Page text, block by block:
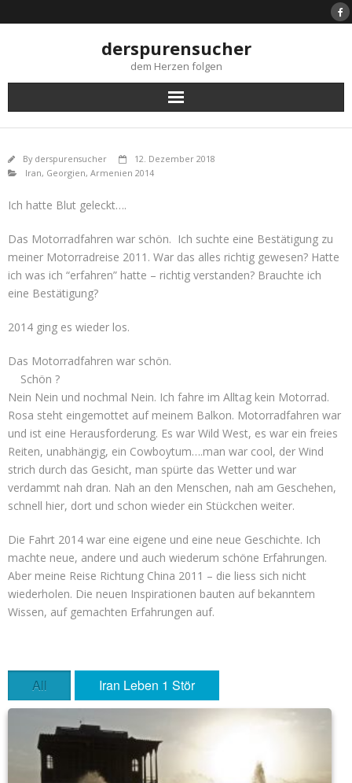
to
derspurensucher
dem Herzen folgen
By derspurensucher
12. Dezember 2018
Iran, Georgien, Armenien 2014
Ich hatte Blut geleckt….
Das Motorradfahren war schön. Ich suchte eine Bestätigung zu
meiner Motorradreise 2011. War das alles richtig gewesen? Hatte
ich was ich “erfahren” hatte – richtig verstanden? Brauchte ich
eine Bestätigung?
2014 ging es wieder los.
Das Motorradfahren war schön.
Schön ?
Nein Nein und nochmal Nein. Ich fahre im Alltag kein Motorrad.
Rosa steht eingemottet auf meinem Balkon. Motorradfahren war
und ist eine Herausforderung. Es war Wild West, es war ein freies
Reiten, unabhängig, ein Cowboytum….man war cool, der Wind
strich durch das Gesicht, man spürte das Wetter und war
verdammt nah dran. Nah an den Menschen, nah am Geschehen,
schnell hier, dort und schon wieder ein Stückchen weiter.
Die Fahrt 2014 war eine eigene und eine neue Geschichte. Ich
machte neue, andere und auch wiederum schöne Erfahrungen.
Aber meine Reise Richtung China 2011 – die liess sich nicht
wiederholen. Die neuen Inspirationen bauten auf bekanntem
Wissen, auf gemachten Erfahrungen auf.
All Iran Leben 1 Stör